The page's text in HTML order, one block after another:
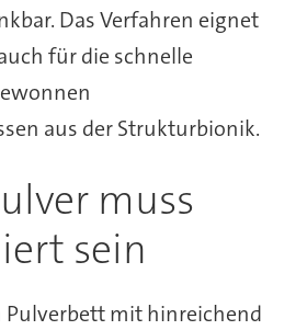
Das Verfahren eignet
für die schnelle
aus der Strukturbionik.
muss
sein
Pulverbett mit hinreichend